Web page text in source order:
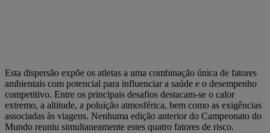
Esta dispersão expõe os atletas a uma combinação única de fatores
ambientais com potencial para influenciar a saúde e o desempenho
competitivo. Entre os principais desafios destacam-se o calor
extremo, a altitude, a poluição atmosférica, bem como as exigências
associadas às viagens. Nenhuma edição anterior do Campeonato do
Mundo reuniu simultaneamente estes quatro fatores de risco.